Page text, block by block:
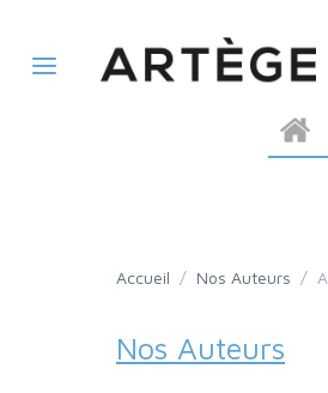
Accueil / Nos Auteurs /
Nos Auteurs